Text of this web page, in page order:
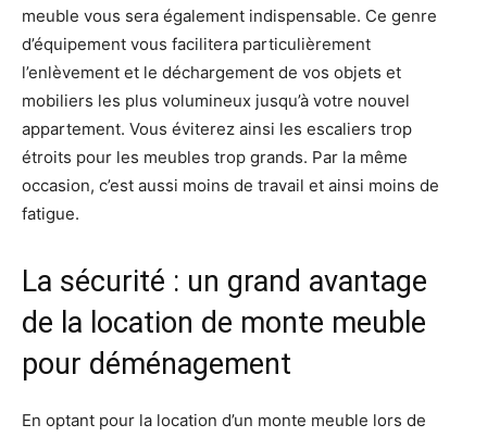
meuble vous sera également indispensable. Ce genre
d’équipement vous facilitera particulièrement
l’enlèvement et le déchargement de vos objets et
mobiliers les plus volumineux jusqu’à votre nouvel
appartement. Vous éviterez ainsi les escaliers trop
étroits pour les meubles trop grands. Par la même
occasion, c’est aussi moins de travail et ainsi moins de
fatigue.
La sécurité : un grand avantage
de la location de monte meuble
pour déménagement
En optant pour la location d’un monte meuble lors de